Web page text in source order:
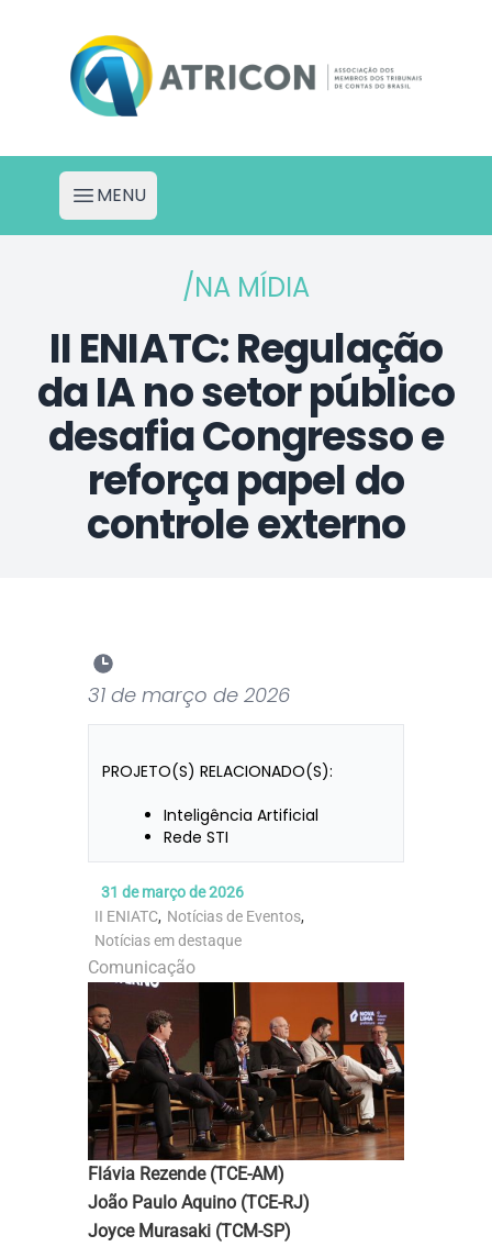
Atricon - Portal de Projetos
Abrir menu
MENU
/NA MÍDIA
II ENIATC: Regulação
da IA no setor público
desafia Congresso e
reforça papel do
controle externo
31 de março de 2026
PROJETO(S) RELACIONADO(S):
Inteligência Artificial
Rede STI
31 de março de 2026
II ENIATC, Notícias de Eventos,
Notícias em destaque
Comunicação
Flávia Rezende (TCE-AM)
João Paulo Aquino (TCE-RJ)
Joyce Murasaki (TCM-SP)